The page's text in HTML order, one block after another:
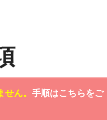
ん。 手順はこちらをご